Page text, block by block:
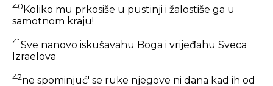
40Koliko mu prkosiše u pustinji i žalostiše ga u
samotnom kraju!
41Sve nanovo iskušavahu Boga i vrijeđahu Sveca
Izraelova
42ne spominjuć' se ruke njegove ni dana kad ih od